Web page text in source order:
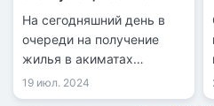
сдано 7,4 млн
На сегодняшний день в
очереди на получение
жилья в акиматах
зарегистрировано более
650 тысяч человек.
19 июл. 2024